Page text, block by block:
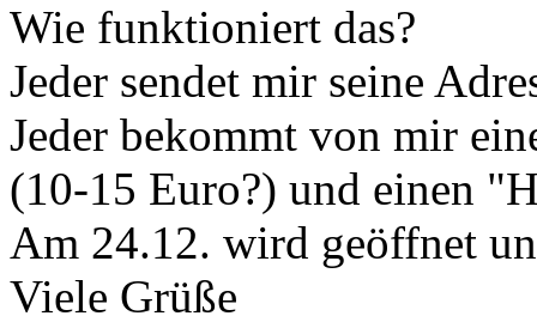
Wie funktioniert das?
Jeder sendet mir seine
Jeder bekommt von mir
(10-15 Euro?) und einen
Am 24.12. wird geöffnet
Viele Grüße